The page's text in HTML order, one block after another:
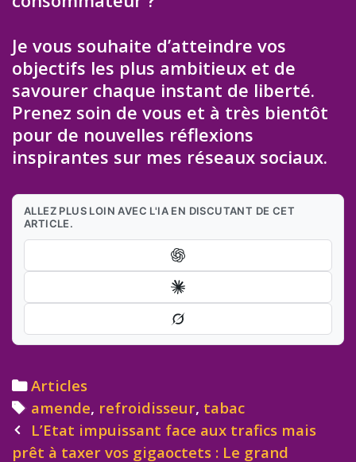
Je vous souhaite d’atteindre vos
objectifs les plus ambitieux et de
savourer chaque instant de liberté.
Prenez soin de vous et à très bientôt
pour de nouvelles réflexions
inspirantes sur mes réseaux sociaux.
ALLEZ PLUS LOIN AVEC L'IA EN DISCUTANT DE CET
ARTICLE.
Categories
Articles
Tags
amende, refroidisseur, tabac
Post
navigation
L’Etat impuissant face aux trafics mais
prêt à taxer vos gigaoctets : Le grand